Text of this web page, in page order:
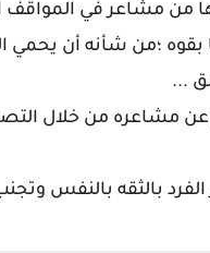
من مشاعر في المواقف
؛من شأنه أن يحمي
...
عن مشاعره من خلال
بالثقه بالنفس